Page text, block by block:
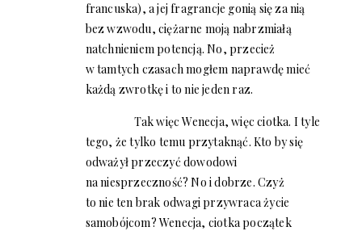
francuska), a jej fragrancje gonią się za nią
bez wzwodu, ciężarne moją nabrzmiałą
natchnieniem potencją. No, przecież
w tamtych czasach mogłem naprawdę mieć
każdą zwrotkę i to nie jeden raz.
Tak więc Wenecja, więc ciotka. I tyle
tego, że tylko temu przytaknąć. Kto by się
odważył przeczyć dowodowi
na niesprzeczność? No i dobrze. Czyż
to nie ten brak odwagi przywraca życie
samobójcom? Wenecja, ciotka początek